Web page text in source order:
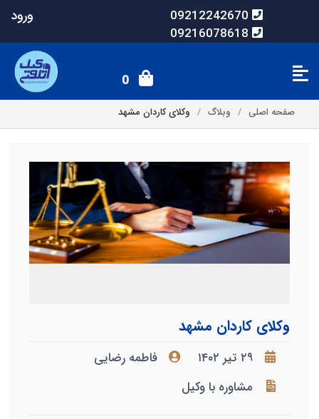
09212242670
09216078618
ورود
0
صفحه اصلی وبلاگ وکلای کاردان مشهد
وکلای کاردان مشهد
۲۹ تیر ۱۴۰۲
فاطمه رضایی
مشاوره با وکیل